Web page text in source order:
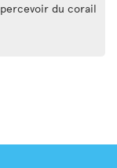
du corail